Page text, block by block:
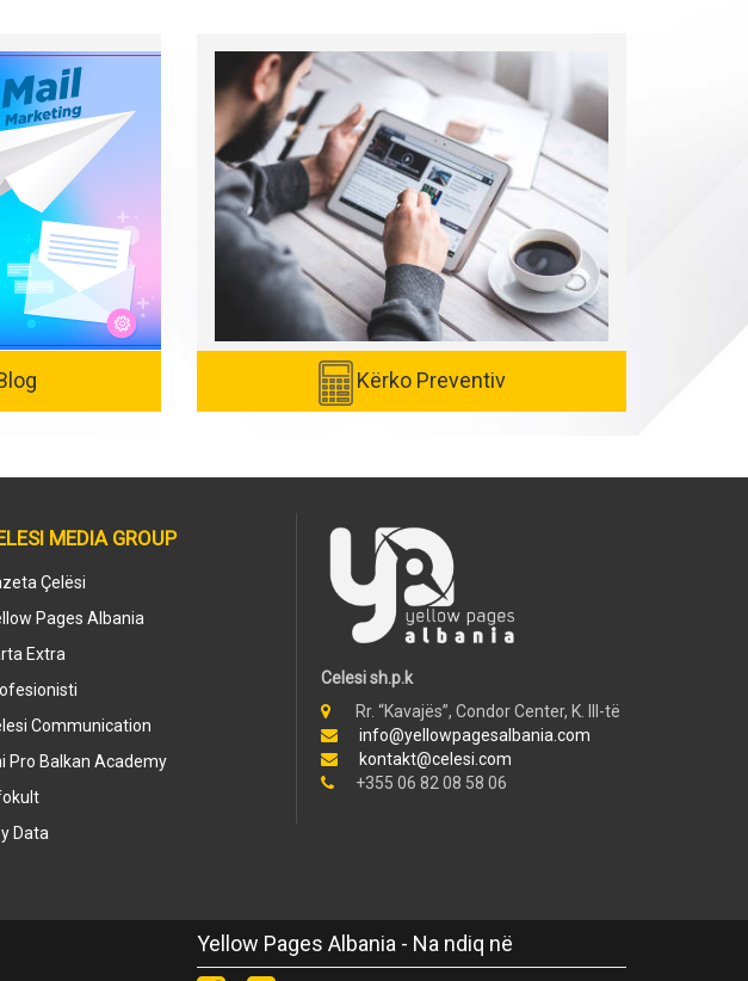
Kërko Preventiv
MEDIA GROUP
Çelësi
Pages Albania
Extra
Communication
Pro Balkan Academy
Data
Celesi sh.p.k
Rr. “Kavajës”, Condor Center, K. III-të
info@yellowpagesalbania.com
kontakt@celesi.com
+355 06 82 08 58 06
Yellow Pages Albania - Na ndiq në